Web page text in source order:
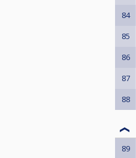
84
85
86
87
88
89